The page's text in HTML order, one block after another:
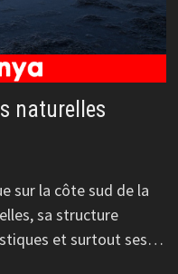
naturelles
sur la côte sud de la
sa structure
et surtout ses…